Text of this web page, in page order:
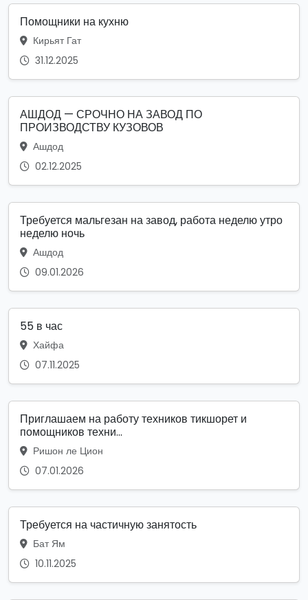
Помощники на кухню
Кирьят Гат
31.12.2025
АШДОД — СРОЧНО НА ЗАВОД ПО
ПРОИЗВОДСТВУ КУЗОВОВ
Ашдод
02.12.2025
Требуется мальгезан на завод, работа неделю утро
неделю ночь
Ашдод
09.01.2026
55 в час
Хайфа
07.11.2025
Приглашаем на работу техников тикшорет и
помощников техни...
Ришон ле Цион
07.01.2026
Требуется на частичную занятость
Бат Ям
10.11.2025